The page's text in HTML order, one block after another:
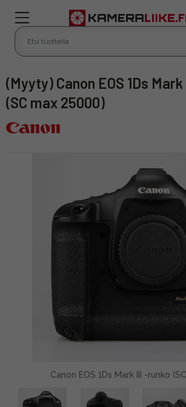
(Myyty) Canon EOS 1Ds Mark III -runko
(SC max 25000)
Canon EOS 1Ds Mark III -runko